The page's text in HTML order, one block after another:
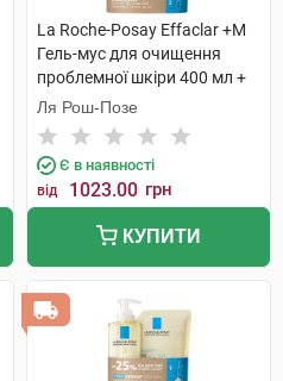
La Roche-Posay Effaclar +М
Гель-мус для очищення
проблемної шкіри 400 мл +
рефіл 400 мл 1 набір
Ля Рош-Позе
Є в наявності
від 1023.00 грн
КУПИТИ